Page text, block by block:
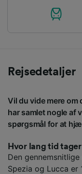
Rejsedetaljer
Vil du vide mere om
har samlet nogle af
spørgsmål for at
Hvor lang tid
Den
Spezia og Lucca er